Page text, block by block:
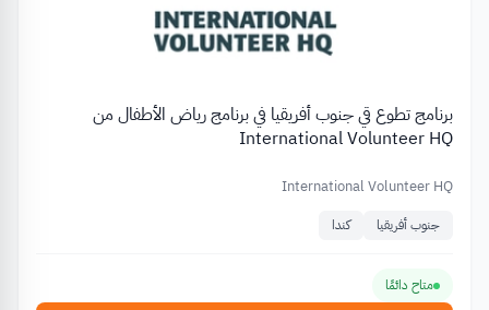
برنامج تطوع قي جنوب أفريقيا في برنامج رياض الأطفال من
International Volunteer HQ
International Volunteer HQ
جنوب أفريقيا كندا
متاح دائمًا